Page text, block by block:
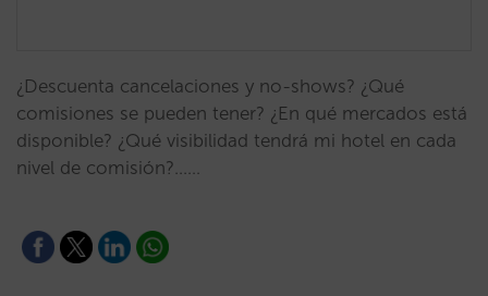
¿Descuenta cancelaciones y no-shows? ¿Qué
comisiones se pueden tener? ¿En qué mercados está
disponible? ¿Qué visibilidad tendrá mi hotel en cada
nivel de comisión?...…